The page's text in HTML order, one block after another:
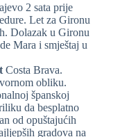
2 sata prije
Let za Gironu
Dolazak u Gironu
Mara i smještaj u
Costa Brava.
obliku.
španskoj
da besplatno
od opuštajućih
gradova na